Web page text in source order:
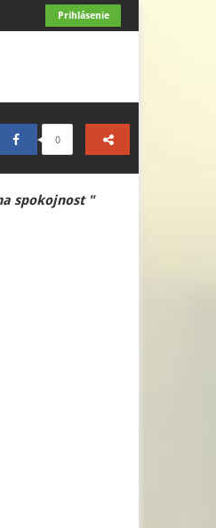
Prihlásenie
0
spokojnost "